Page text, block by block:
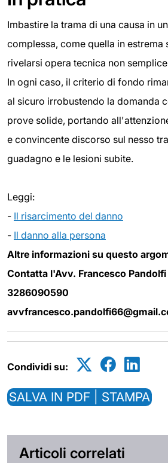
Imbastire la trama di una causa in
complessa, come quella in estrema
rivelarsi opera tecnica non
In ogni caso, il criterio di fondo
al sicuro irrobustendo la domanda
prove solide, portando
e convincente discorso sul nesso
guadagno e le lesioni subite.
Leggi:
- Il risarcimento del danno
- Il danno alla persona
Altre informazioni su questo
Contatta l'Avv. Francesco Pandolfi
3286090590
Condividi su:
SALVA IN PDF | STAMPA
Articoli correlati